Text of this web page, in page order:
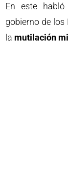
En este
gobierno de los
la mutilación